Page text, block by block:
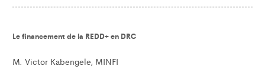
Le financement de la REDD+ en DRC
M. Victor Kabengele, MINFI